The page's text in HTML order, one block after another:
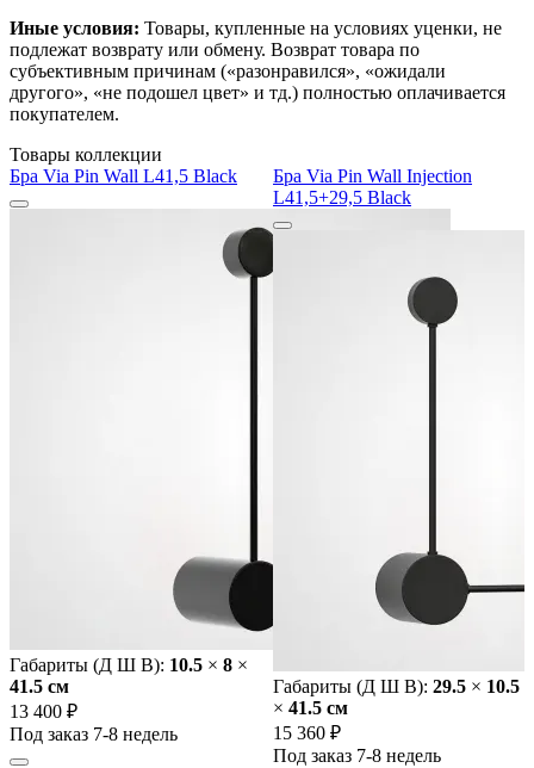
Иные условия: Товары, купленные на условиях уценки, не
подлежат возврату или обмену. Возврат товара по
субъективным причинам («разонравился», «ожидали
другого», «не подошел цвет» и тд.) полностью оплачивается
покупателем.
Товары коллекции
Бра Via Pin Wall L41,5 Black
Габариты (Д Ш В): 10.5 × 8 ×
41.5 cм
13 400 ₽
Под заказ 7-8 недель
Бра Via Pin Wall Injection
L41,5+29,5 Black
Габариты (Д Ш В): 29.5 × 10.5
× 41.5 cм
15 360 ₽
Под заказ 7-8 недель